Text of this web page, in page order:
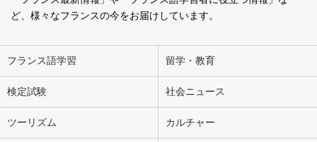
ど、様々なフランスの今をお届けしています。
フランス語学習 留学・教育
検定試験 社会ニュース
ツーリズム カルチャー